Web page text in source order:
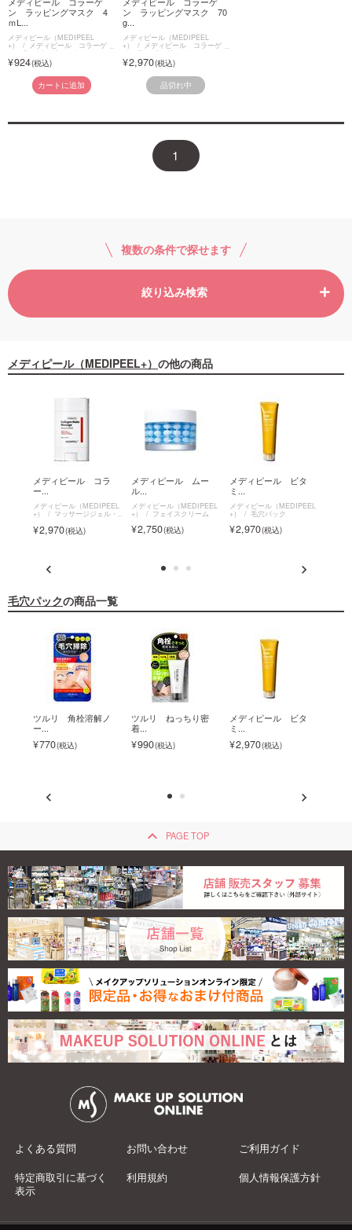
ン ラッピングマスク 4
ｍL...
メディピール（MEDIPEEL
+） メディピール コラーゲ
ン ラッピングマスク
924
カートに追加
ン ラッピングマスク 70
g...
メディピール（MEDIPEEL
+） メディピール コラーゲ
ン ラッピングマスク
2,970
品切れ中
1
複数の条件で探せます
絞り込み検索
メディピール（MEDIPEEL+） の他の商品
メディピール コラ
ー...
メディピール（MEDIPEEL
+） マッサージジェル・
2,970
メディピール ムー
ル...
メディピール（MEDIPEEL
+） フェイスクリーム
2,750
メディピール ビタ
ミ...
メディピール（MEDIPEEL
+） 毛穴パック
2,970
毛穴パックの商品一覧
ツルリ 角栓溶解ノ
ー...
770
ツルリ ねっちり密
着...
990
メディピール ビタ
ミ...
2,970
keyboard_arrow_up PAGE TOP
よくある質問 お問い合わせ ご利用ガイド
特定商取引に基づく
表示
利用規約 個人情報保護方針